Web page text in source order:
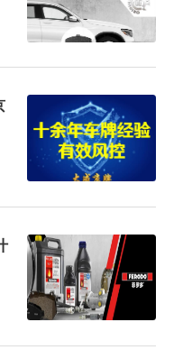
球拥有丰富的产品
商，以及原厂设备
动性市场的各种产
员工，遍及25个国
队协作，推动卓越
一辆车，每一次
旅行。